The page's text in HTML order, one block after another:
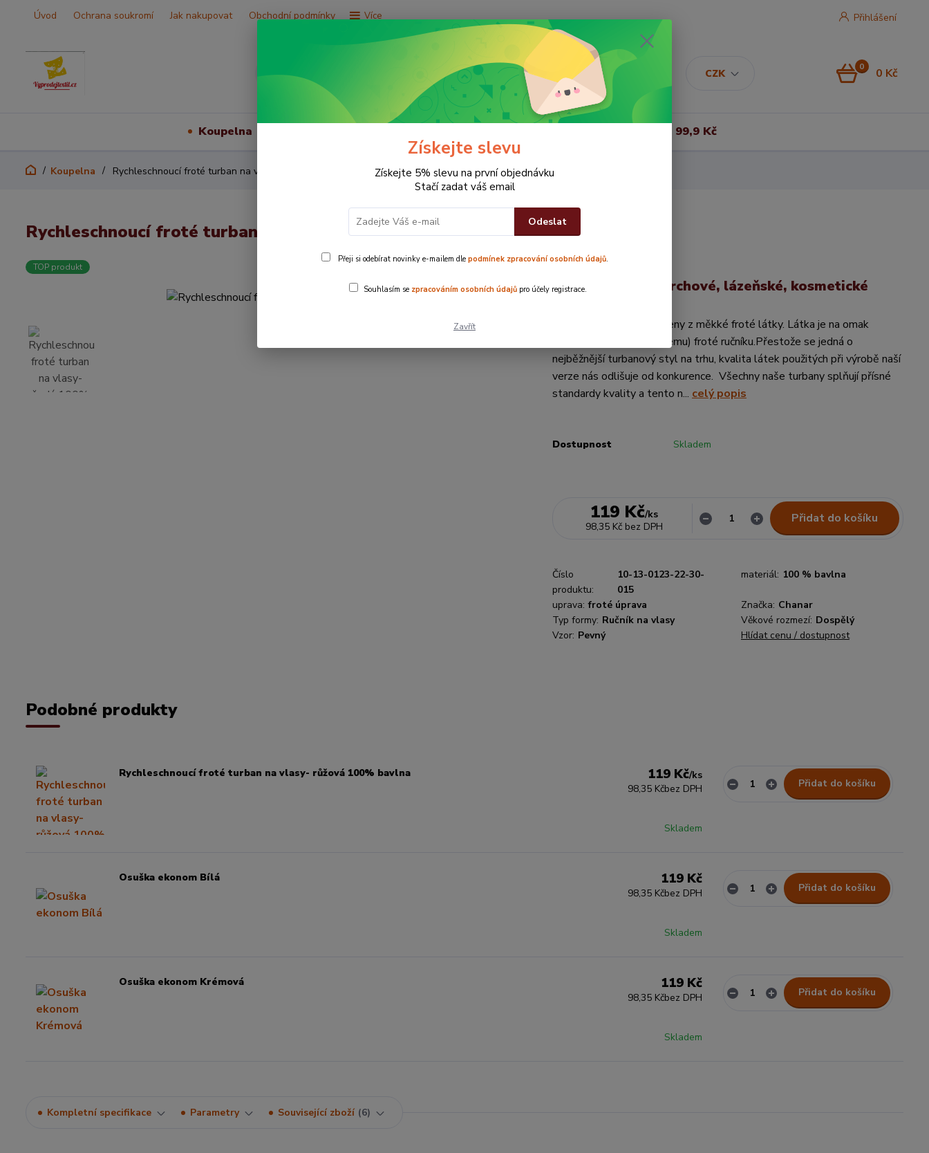
Úvod Ochrana soukromí Jak nakupovat Obchodní podmínky Více
CZK
Přihlášení
0 0 Kč
Koupelna Vše za 99,9 Kč
Koupelna Rychleschnoucí froté turban na vlasy- šedá 100% bavlna
Rychleschnoucí froté turban na vlasy- šedá 100% bavlna
TOP produkt
Froté turban | Sprchové, lázeňské, kosmetické
froté turbany jsou vyrobeny z měkké froté látky. Látka je na omak
podobná měkkému (savému) froté ručníku.Přestože se jedná o
nejběžnější turbanový styl na trhu, kvalita látek použitých při výrobě naší
verze nás odlišuje od konkurence. Všechny naše turbany splňují přísné
standardy kvality a tento n... celý popis
Dostupnost Skladem
119 Kč/ks
98,35 Kč bez DPH
Přidat do košíku
Číslo
produktu:
10-13-0123-22-30-
015
materiál: 100 % bavlna
uprava: froté úprava Značka: Chanar
Typ formy: Ručník na vlasy Věkové rozmezí: Dospělý
Vzor: Pevný Hlídat cenu / dostupnost
Podobné produkty
Rychleschnoucí froté turban na vlasy- růžová 100% bavlna 119 Kč/ks
98,35 Kčbez DPH
Skladem
Přidat do košíku
Osuška ekonom Bílá 119 Kč
98,35 Kčbez DPH
Skladem
Přidat do košíku
Osuška ekonom Krémová 119 Kč
98,35 Kčbez DPH
Skladem
Přidat do košíku
Kompletní specifikace Parametry Související zboží 6
Získejte slevu
Získejte 5% slevu na první objednávku
Stačí zadat váš email
Odeslat
Přeji si odebírat novinky e-mailem dle podmínek zpracování osobních údajů.
Souhlasím se zpracováním osobních údajů pro účely registrace.
Zavřít